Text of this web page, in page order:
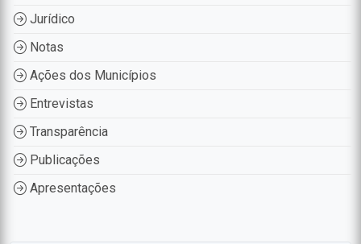
Jurídico
Notas
Ações dos Municípios
Entrevistas
Transparência
Publicações
Apresentações